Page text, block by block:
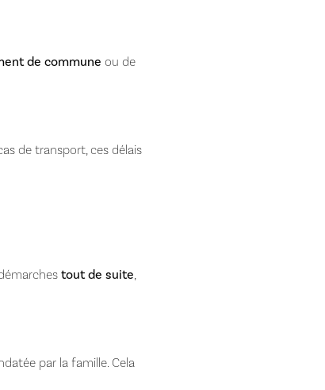
de commune ou de
de transport, ces délais
tout de suite,
par la famille. Cela